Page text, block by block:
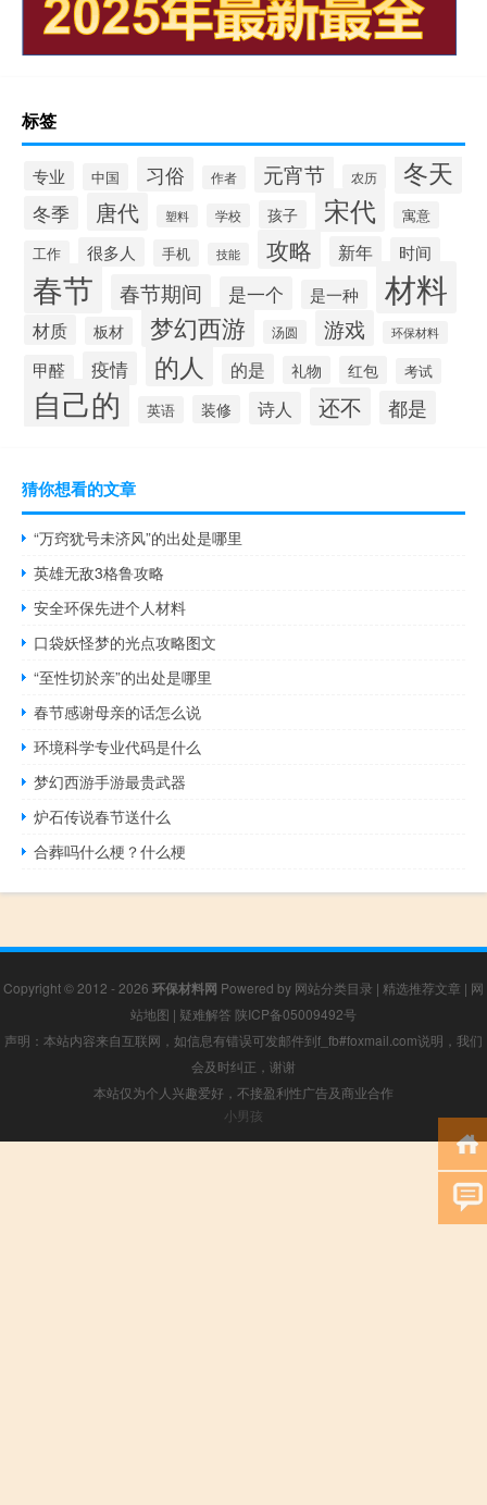
标签
专业 中国 习俗 作者 元宵节 农历 冬天
冬季 唐代 塑料 学校 孩子 宋代 寓意
工作 很多人 手机 技能 攻略 新年 时间
春节 春节期间 是一个 是一种 材料
材质 板材 梦幻西游 汤圆 游戏 环保材料
甲醛 疫情 的人 的是 礼物 红包 考试
自己的 英语 装修 诗人 还不 都是
猜你想看的文章
“万窍犹号未济风”的出处是哪里
英雄无敌3格鲁攻略
安全环保先进个人材料
口袋妖怪梦的光点攻略图文
“至性切於亲”的出处是哪里
春节感谢母亲的话怎么说
环境科学专业代码是什么
梦幻西游手游最贵武器
炉石传说春节送什么
合葬吗什么梗？什么梗
Copyright © 2012 - 2026 环保材料网 Powered by 网站分类目录 | 精选推荐文章 | 网
站地图 | 疑难解答 陕ICP备05009492号
声明：本站内容来自互联网，如信息有错误可发邮件到f_fb#foxmail.com说明，我们
会及时纠正，谢谢
本站仅为个人兴趣爱好，不接盈利性广告及商业合作
小男孩